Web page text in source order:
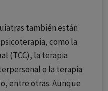
también están
como la
(TCC), la terapia
o la terapia
entre otras. Aunque